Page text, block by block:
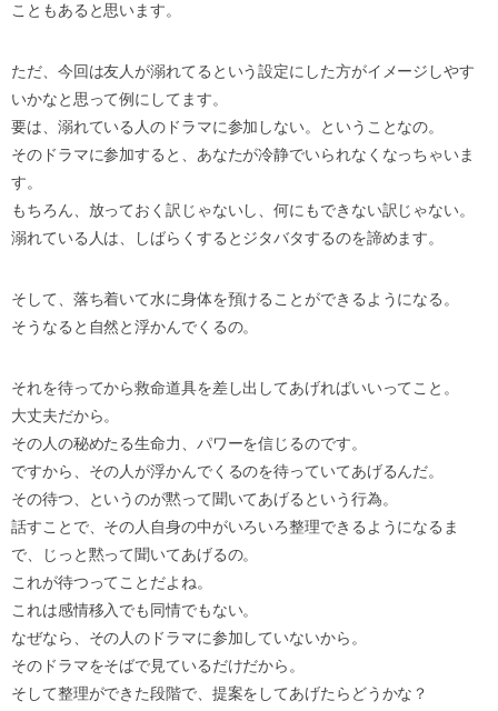
こともあると思います。
ただ、今回は友人が溺れてるという設定にした方がイメージしやす
いかなと思って例にしてます。
要は、溺れている人のドラマに参加しない。ということなの。
そのドラマに参加すると、あなたが冷静でいられなくなっちゃいま
す。
もちろん、放っておく訳じゃないし、何にもできない訳じゃない。
溺れている人は、しばらくするとジタバタするのを諦めます。
そして、落ち着いて水に身体を預けることができるようになる。
そうなると自然と浮かんでくるの。
それを待ってから救命道具を差し出してあげればいいってこと。
大丈夫だから。
その人の秘めたる生命力、パワーを信じるのです。
ですから、その人が浮かんでくるのを待っていてあげるんだ。
その待つ、というのが黙って聞いてあげるという行為。
話すことで、その人自身の中がいろいろ整理できるようになるま
で、じっと黙って聞いてあげるの。
これが待つってことだよね。
これは感情移入でも同情でもない。
なぜなら、その人のドラマに参加していないから。
そのドラマをそばで見ているだけだから。
そして整理ができた段階で、提案をしてあげたらどうかな？